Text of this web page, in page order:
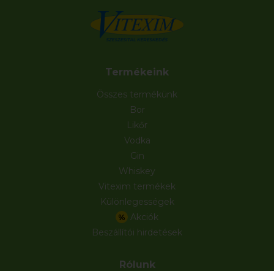
Termékeink
Összes termékünk
Bor
Likőr
Vodka
Gin
Whiskey
Vitexim termékek
Különlegességek
% Akciók
Beszállítói hirdetések
Rólunk